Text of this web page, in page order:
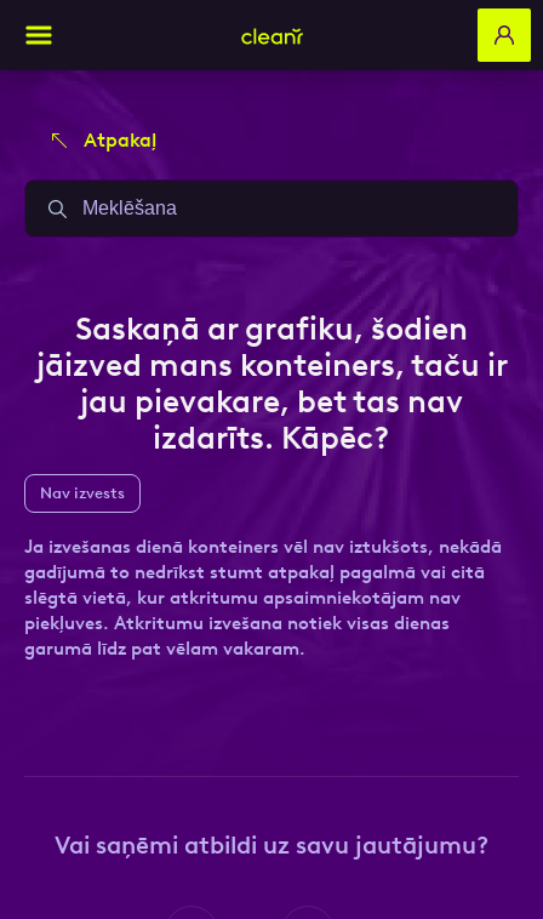
Atpakaļ
Saskaņā ar grafiku, šodien
jāizved mans konteiners, taču ir
jau pievakare, bet tas nav
izdarīts. Kāpēc?
Nav izvests
Ja izvešanas dienā konteiners vēl nav iztukšots, nekādā
gadījumā to nedrīkst stumt atpakaļ pagalmā vai citā
slēgtā vietā, kur atkritumu apsaimniekotājam nav
piekļuves. Atkritumu izvešana notiek visas dienas
garumā līdz pat vēlam vakaram.
Vai saņēmi atbildi uz savu jautājumu?
Aizpildi pieteikuma formu un mēs ar tevi
sazināsimies
E-pasts
Ziņa
Aizpildi pieteikuma formu un mēs ar tevi
sazināsimies
E-pasts
Ziņa